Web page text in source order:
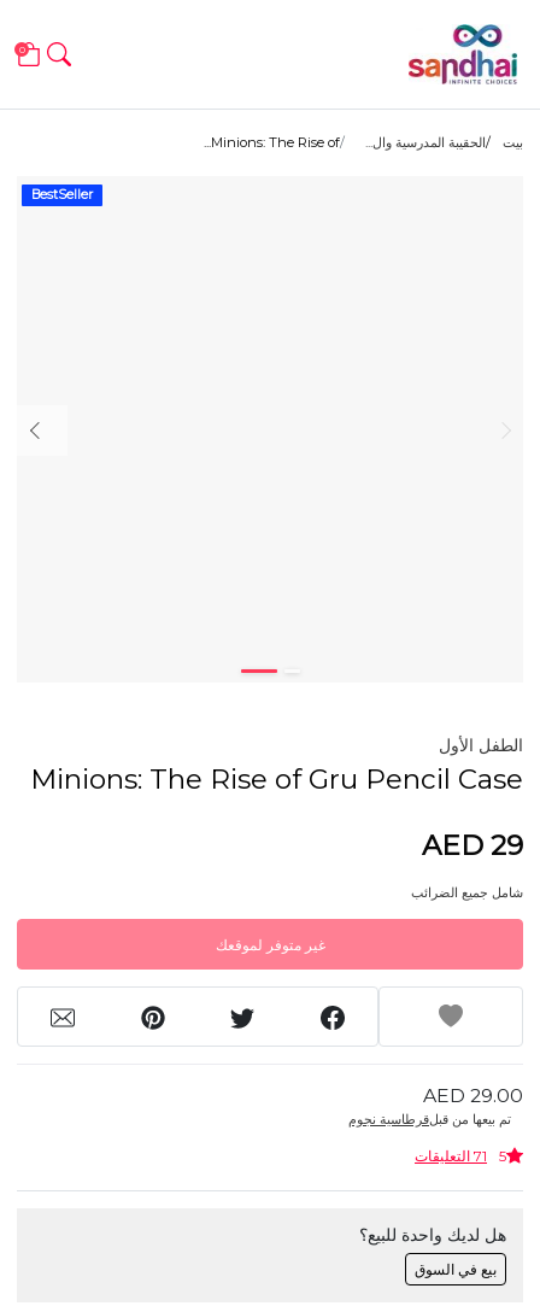
0
بيت الحقيبة المدرسية وال... Minions: The Rise of...
BestSeller
الطفل الأول
Minions: The Rise of Gru Pencil Case
AED 29
شامل جميع الضرائب
غير متوفر لموقعك
AED 29.00
تم بيعها من قبلقرطاسية نجوم
5 71 التعليقات
هل لديك واحدة للبيع؟
بيع في السوق